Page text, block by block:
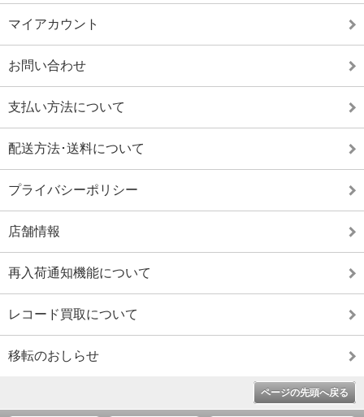
マイアカウント
お問い合わせ
支払い方法について
配送方法･送料について
プライバシーポリシー
店舗情報
再入荷通知機能について
レコード買取について
移転のおしらせ
ページの先頭へ戻る